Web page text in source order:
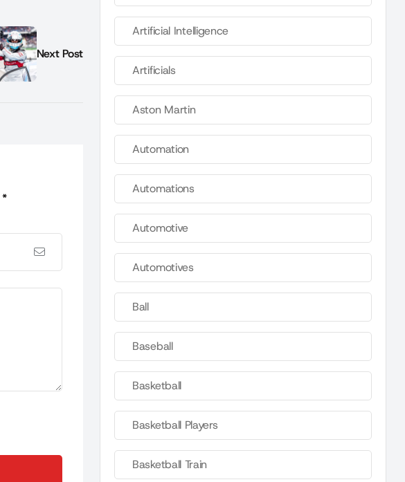
Next Post
*
Artificial Intelligence
Artificials
Aston Martin
Automation
Automations
Automotive
Automotives
Ball
Baseball
Basketball
Basketball Players
Basketball Train